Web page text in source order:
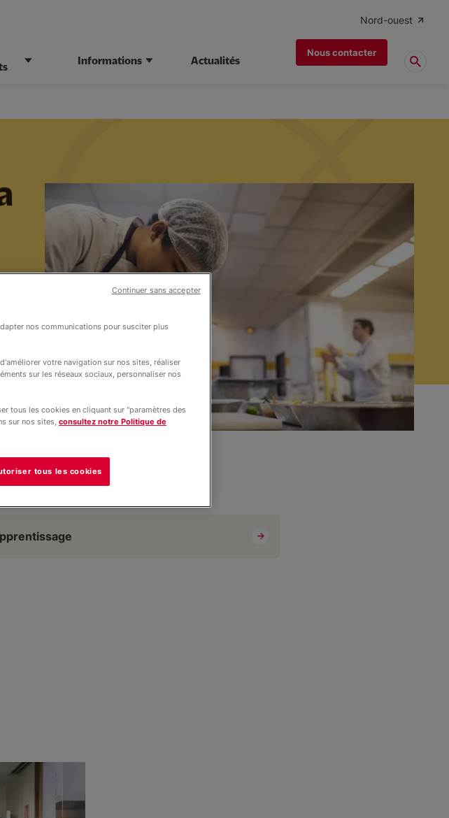
Informations Actualités
Nord-ouest
Nous contacter
nos communications pour susciter plus
votre navigation sur nos sites, réaliser
sur les réseaux sociaux, personnaliser nos
tous les cookies en cliquant sur "paramètres des
sur nos sites, consultez notre Politique de
tous les cookies
Continuer sans accepter